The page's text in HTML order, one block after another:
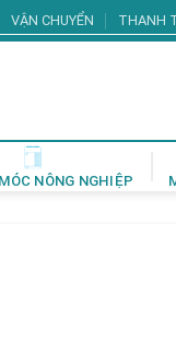
VẬN CHUYỂN THANH
NÔNG NGHIỆP